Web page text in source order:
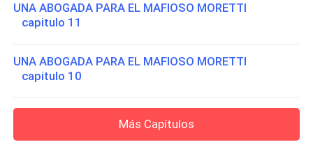
UNA ABOGADA PARA EL MAFIOSO MORETTI
capitulo 11
UNA ABOGADA PARA EL MAFIOSO MORETTI
capitulo 10
Más Capítulos